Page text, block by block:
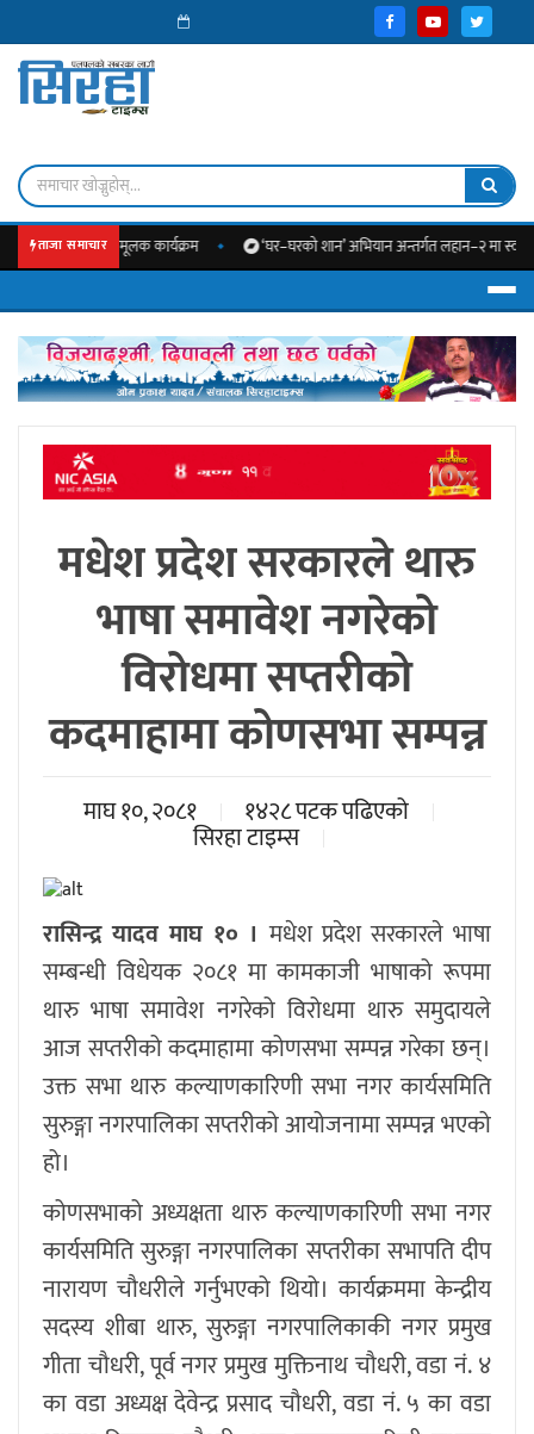
ताजा समाचार
सचेतनामूलक कार्यक्रम ‘घर–घरको शान’ अभियान अन्तर्गत लहान–२ मा स्वच्छता
मधेश प्रदेश सरकारले थारु
भाषा समावेश नगरेको
विरोधमा सप्तरीको
कदमाहामा कोणसभा सम्पन्न
माघ १०, २०८१ १४२८ पटक पढिएको
सिरहा टाइम्स
रासिन्द्र यादव माघ १० ।मधेश प्रदेश सरकारले भाषा
सम्बन्धी विधेयक २०८१ मा कामकाजी भाषाको रूपमा
थारु भाषा समावेश नगरेको विरोधमा थारु समुदायले
आज सप्तरीको कदमाहामा कोणसभा सम्पन्न गरेका छन्।
उक्त सभा थारु कल्याणकारिणी सभा नगर कार्यसमिति
सुरुङ्गा नगरपालिका सप्तरीको आयोजनामा सम्पन्न भएको
हो।
कोणसभाको अध्यक्षता थारु कल्याणकारिणी सभा नगर
कार्यसमिति सुरुङ्गा नगरपालिका सप्तरीका सभापति दीप
नारायण चौधरीले गर्नुभएको थियो। कार्यक्रममा केन्द्रीय
सदस्य शीबा थारु, सुरुङ्गा नगरपालिकाकी नगर प्रमुख
गीता चौधरी, पूर्व नगर प्रमुख मुक्तिनाथ चौधरी, वडा नं. ४
का वडा अध्यक्ष देवेन्द्र प्रसाद चौधरी, वडा नं. ५ का वडा